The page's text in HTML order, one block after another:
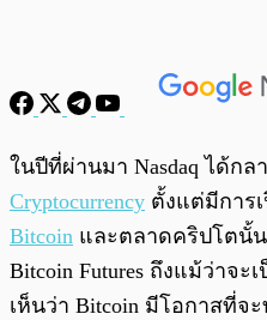
พร้อมเล่น
ในปีที่ผ่านมา Nasdaq ได้ก
Cryptocurrency ตั้งแต่มีการ
Bitcoin และตลาดคริปโตนั้น
Bitcoin Futures ถึงแม้ว่าจะ
เห็นว่า Bitcoin มีโอกาสที่จ